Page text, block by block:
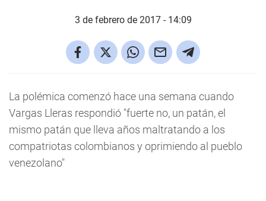
3 de febrero de 2017 - 14:09
La polémica comenzó hace una semana cuando
Vargas Lleras respondió "fuerte no, un patán, el
mismo patán que lleva años maltratando a los
compatriotas colombianos y oprimiendo al pueblo
venezolano"